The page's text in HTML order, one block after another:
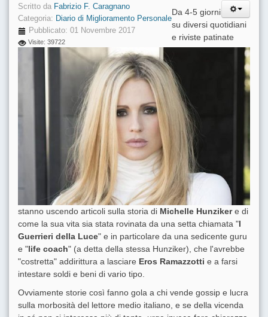
Scritto da Fabrizio F. Caragnano
Categoria: Diario di Miglioramento Personale
Pubblicato: 01 Novembre 2017
Visite: 39722
Da 4-5 giorni
su diversi quotidiani
e riviste patinate
stanno uscendo articoli sulla storia di Michelle Hunzikere di
come la sua vita sia stata rovinata da una setta chiamata "I
Guerrieri della Luce" e in particolare da una sedicente guru
e "life coach" (a detta della stessa Hunziker), che l'avrebbe
"costretta" addirittura a lasciare Eros Ramazzotti e a farsi
intestare soldi e beni di vario tipo.
Ovviamente storie così fanno gola a chi vende gossip e lucra
sulla morbosità del lettore medio italiano, e se della vicenda